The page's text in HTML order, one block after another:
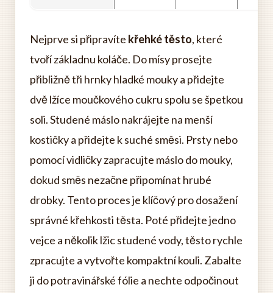
Nejprve si připravíte křehké těsto, které
tvoří základnu koláče. Do mísy prosejte
přibližně tři hrnky hladké mouky a přidejte
dvě lžíce moučkového cukru spolu se špetkou
soli. Studené máslo nakrájejte na menší
kostičky a přidejte k suché směsi. Prsty nebo
pomocí vidličky zapracujte máslo do mouky,
dokud směs nezačne připomínat hrubé
drobky. Tento proces je klíčový pro dosažení
správné křehkosti těsta. Poté přidejte jedno
vejce a několik lžic studené vody, těsto rychle
zpracujte a vytvořte kompaktní kouli. Zabalte
ji do potravinářské fólie a nechte odpočinout